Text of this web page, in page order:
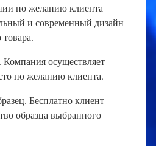
по желанию клиента
и современный дизайн
Компания осуществляет
по желанию клиента.
Бесплатно клиент
образца выбранного